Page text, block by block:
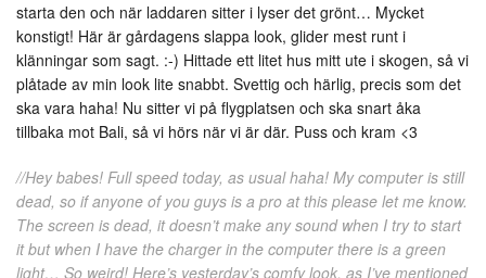
starta den och när laddaren sitter i lyser det grönt… Mycket
konstigt! Här är gårdagens slappa look, glider mest runt i
klänningar som sagt. :-) Hittade ett litet hus mitt ute i skogen, så vi
plåtade av min look lite snabbt. Svettig och härlig, precis som det
ska vara haha! Nu sitter vi på flygplatsen och ska snart åka
tillbaka mot Bali, så vi hörs när vi är där. Puss och kram <3
//Hey babes! Full speed today, as usual haha! My computer is still
dead, so if anyone of you guys is a pro at this please let me know.
The screen is dead, it doesn’t make any sound when I try to start
it but when I have the charger in the computer there is a green
light… So weird! Here’s yesterday’s comfy look, as I’ve mentioned